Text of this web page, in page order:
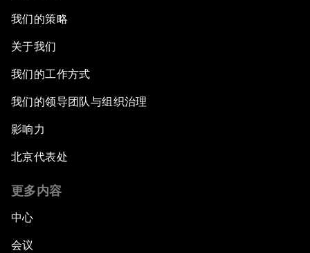
我们的策略
关于我们
我们的工作方式
我们的领导团队与组织治理
影响力
北京代表处
更多内容
中心
会议